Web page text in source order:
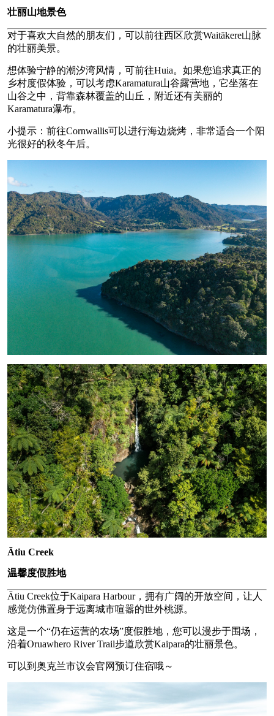
壮丽山地景色
对于喜欢大自然的朋友们，可以前往西区欣赏Waitākere山脉
的壮丽美景。
想体验宁静的潮汐湾风情，可前往Huia。如果您追求真正的
乡村度假体验，可以考虑Karamatura山谷露营地，它坐落在
山谷之中，背靠森林覆盖的山丘，附近还有美丽的
Karamatura瀑布。
小提示：前往Cornwallis可以进行海边烧烤，非常适合一个阳
光很好的秋冬午后。
Ātiu Creek
温馨度假胜地
Ātiu Creek位于Kaipara Harbour，拥有广阔的开放空间，让人
感觉仿佛置身于远离城市喧嚣的世外桃源。
这是一个“仍在运营的农场”度假胜地，您可以漫步于围场，
沿着Oruawhero River Trail步道欣赏Kaipara的壮丽景色。
可以到奥克兰市议会官网预订住宿哦～